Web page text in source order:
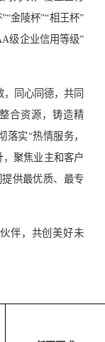
金陵杯”“相王杯”
级企业信用等级”
同心同德，共同
合资源，铸造精
实“热情服务，
聚焦业主和客户
供最优质、最专
伴，共创美好未